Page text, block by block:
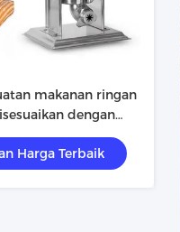
makanan ringan
dengan
otomatis dan stiker
Harga Terbaik